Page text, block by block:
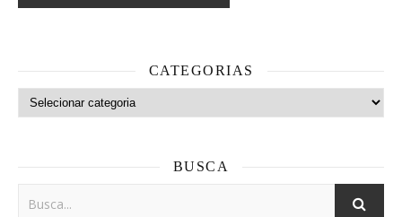
CATEGORIAS
Categorias
BUSCA